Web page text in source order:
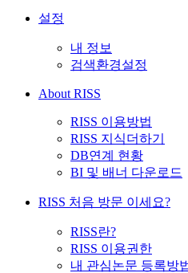
설정
내 정보
검색환경설정
About RISS
RISS 이용방법
RISS 지식더하기
DB연계 현황
BI 및 배너 다운로드
RISS 처음 방문 이세요?
RISS란?
RISS 이용권한
내 관심논문 등록방